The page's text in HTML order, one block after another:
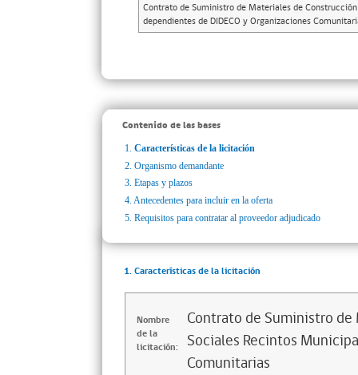
Contrato de Suministro de Materiales de
dependientes de DIDECO y Organizaciones
Contenido de las bases
1. Características de la licitación
2. Organismo demandante
3. Etapas y plazos
4. Antecedentes para incluir en la oferta
5. Requisitos para contratar al proveedor adjudicado
1. Características de la licitación
Nombre
de la
licitación:
Contrato de Suministro
Sociales Recintos
Comunitarias